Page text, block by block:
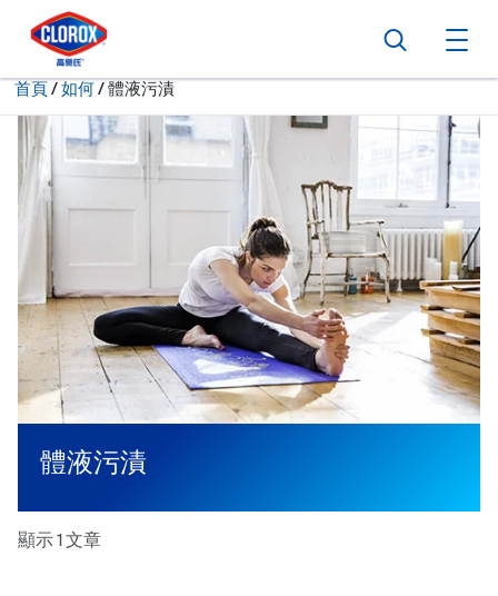
跳到主導航
跳轉至內容
跳到頁尾
搜尋
首頁/如何 現在:
體液污漬
體液污漬
顯示 1 文章